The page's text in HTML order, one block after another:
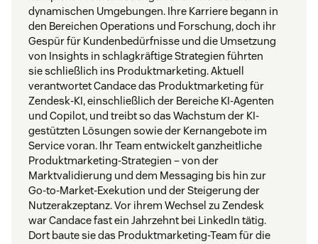
dynamischen Umgebungen. Ihre Karriere begann in
den Bereichen Operations und Forschung, doch ihr
Gespür für Kundenbedürfnisse und die Umsetzung
von Insights in schlagkräftige Strategien führten
sie schließlich ins Produktmarketing. Aktuell
verantwortet Candace das Produktmarketing für
Zendesk-KI, einschließlich der Bereiche KI-Agenten
und Copilot, und treibt so das Wachstum der KI-
gestützten Lösungen sowie der Kernangebote im
Service voran. Ihr Team entwickelt ganzheitliche
Produktmarketing-Strategien – von der
Marktvalidierung und dem Messaging bis hin zur
Go-to-Market-Exekution und der Steigerung der
Nutzerakzeptanz. Vor ihrem Wechsel zu Zendesk
war Candace fast ein Jahrzehnt bei LinkedIn tätig.
Dort baute sie das Produktmarketing-Team für die